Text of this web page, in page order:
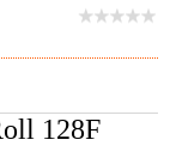
128F